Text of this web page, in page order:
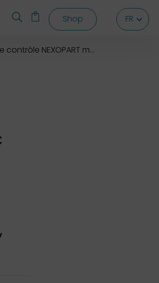
FR FR
Shop FR
mm avec cadre en acier inox 200x32 mm - avec toile métallique en acier inox